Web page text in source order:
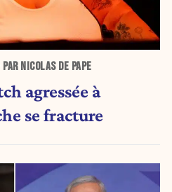
NICOLAS DE PAPE
agressée à
se fracture